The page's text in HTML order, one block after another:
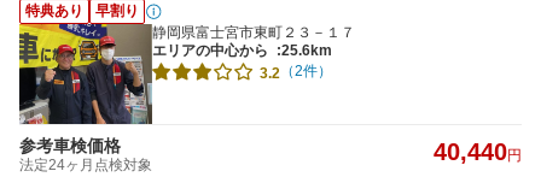
特典あり
早割り
静岡県富士宮市東町２３－１７
エリアの中心から
:25.6km
3.2 （2件）
参考車検価格
法定24ヶ月点検対象 40,440円